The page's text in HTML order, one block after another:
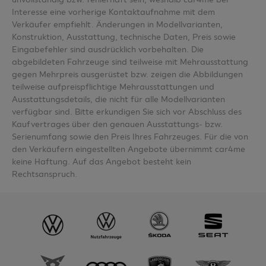
Interesse eine vorherige Kontaktaufnahme mit dem
Verkäufer empfiehlt. Änderungen in Modellvarianten,
Konstruktion, Ausstattung, technische Daten, Preis sowie
Eingabefehler sind ausdrücklich vorbehalten. Die
abgebildeten Fahrzeuge sind teilweise mit Mehrausstattung
gegen Mehrpreis ausgerüstet bzw. zeigen die Abbildungen
teilweise aufpreispflichtige Mehrausstattungen und
Ausstattungsdetails, die nicht für alle Modellvarianten
verfügbar sind. Bitte erkundigen Sie sich vor Abschluss des
Kaufvertrages über den genauen Ausstattungs- bzw.
Serienumfang sowie den Preis Ihres Fahrzeuges. Für die von
den Verkäufern eingestellten Angebote übernimmt car4me
keine Haftung. Auf das Angebot besteht kein
Rechtsanspruch.